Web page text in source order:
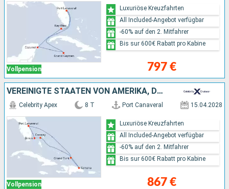
Vollpension 797 €
Luxuriöse Kreuzfahrten
All Included-Angebot verfügbar
-60% auf den 2. Mitfahrer
Bis sur 600€ Rabatt pro Kabine
VEREINIGTE STAATEN VON AMERIKA, DOMINIKANISCHE REPUBLIK, BAHAMAS
Vollpension
Celebrity Apex 8 T Port Canaveral 15.04.2028
867 €
Luxuriöse Kreuzfahrten
All Included-Angebot verfügbar
-60% auf den 2. Mitfahrer
Bis sur 600€ Rabatt pro Kabine